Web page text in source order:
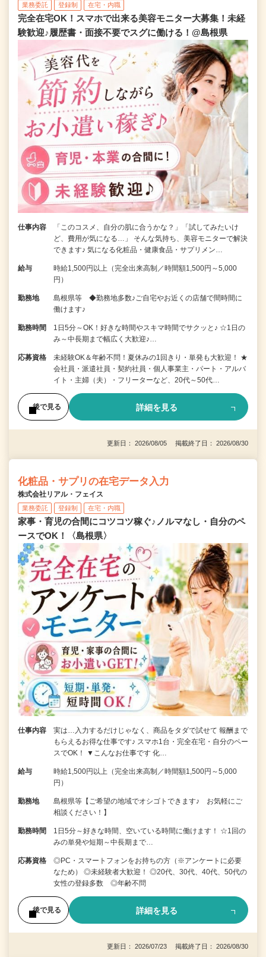
業務委託 登録制 在宅・内職
完全在宅OK！スマホで出来る美容モニター大募集！未経
験歓迎♪履歴書・面接不要でスグに働ける！@島根県
仕事内容
「このコスメ、自分の肌に合うかな？」「試してみたいけ
ど、費用が気になる…」 そんな気持ち、美容モニターで解決
できます♪ 気になる化粧品・健康食品・サプリメン…
給与
時給1,500円以上（完全出来高制／時間額1,500円～5,000
円）
勤務地
島根県等 ◆勤務地多数♪ご自宅やお近くの店舗で間時間に
働けます♪
勤務時間
1日5分～OK！好きな時間やスキマ時間でサクッと♪ ☆1日の
み～中長期まで幅広く大歓迎♪…
応募資格
未経験OK＆年齢不問！夏休みの1回きり・単発も大歓迎！ ★
会社員・派遣社員・契約社員・個人事業主・パート・アルバ
イト・主婦（夫）・フリーターなど、20代～50代…
後で見る 詳細を見る
更新日： 2026/08/05 掲載終了日： 2026/08/30
化粧品・サプリの在宅データ入力
株式会社リアル・フェイス
業務委託 登録制 在宅・内職
家事・育児の合間にコツコツ稼ぐ♪ノルマなし・自分のペ
ースでOK！〈島根県〉
仕事内容
実は…入力するだけじゃなく、商品をタダで試せて 報酬まで
もらえるお得な仕事です♪ スマホ1台・完全在宅・自分のペー
スでOK！ ▼こんなお仕事です 化…
給与
時給1,500円以上（完全出来高制／時間額1,500円～5,000
円）
勤務地
島根県等【ご希望の地域でオシゴトできます♪ お気軽にご
相談ください！】
勤務時間
1日5分～好きな時間、空いている時間に働けます！ ☆1回の
みの単発や短期～中長期まで…
応募資格
◎PC・スマートフォンをお持ちの方（※アンケートに必要
なため） ◎未経験者大歓迎！ ◎20代、30代、40代、50代の
女性の登録多数 ◎年齢不問
後で見る 詳細を見る
更新日： 2026/07/23 掲載終了日： 2026/08/30